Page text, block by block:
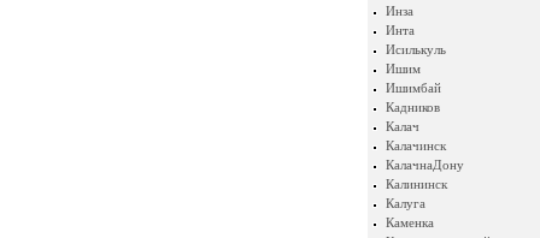
Инза
Инта
Исилькуль
Ишим
Ишимбай
Кадников
Калач
Калачинск
КалачнаДону
Калининск
Калуга
Каменка